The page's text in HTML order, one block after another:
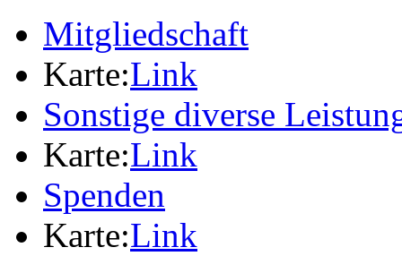
Mitgliedschaft
Karte:Link
Sonstige diverse
Karte:Link
Spenden
Karte:Link